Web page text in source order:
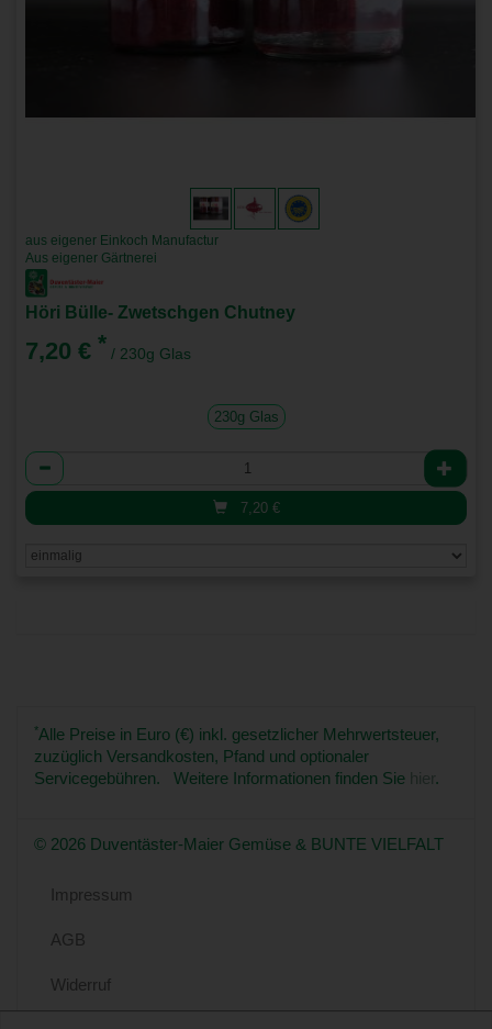
aus eigener Einkoch Manufactur
Aus eigener Gärtnerei
Höri Bülle- Zwetschgen Chutney
7,20 € * / 230g Glas
230g Glas
Anzahl
7,20 €
*Alle Preise in Euro (€) inkl. gesetzlicher Mehrwertsteuer,
zuzüglich Versandkosten, Pfand und optionaler
Servicegebühren. Weitere Informationen finden Sie hier.
© 2026 Duventäster-Maier Gemüse & BUNTE VIELFALT
Impressum
AGB
Widerruf